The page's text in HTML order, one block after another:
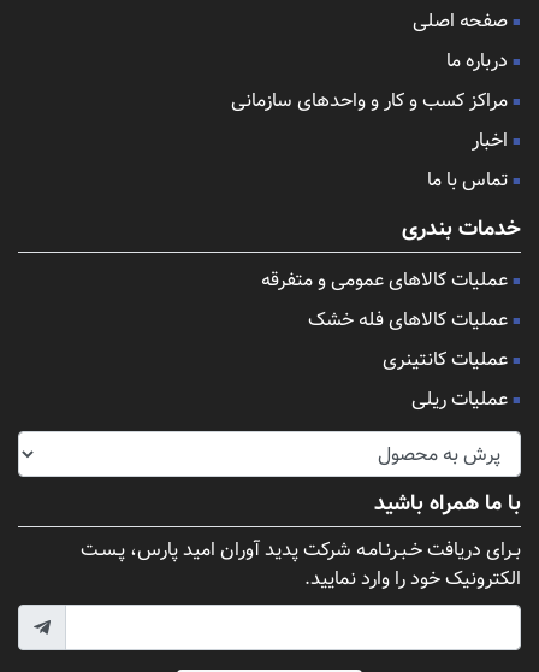
صفحه اصلی
درباره ما
مراکز کسب و کار و واحدهای سازمانی
اخبار
تماس با ما
خدمات بندری
عملیات کالاهای عمومی و متفرقه
عملیات کالاهای فله خشک
عملیات کانتینری
عملیات ریلی
با ما همراه باشید
بـرای دریافت خـبـرنـامـه شرکت پدید آوران امید پارس، پـسـت
الکترونیک خود را وارد نمایید.